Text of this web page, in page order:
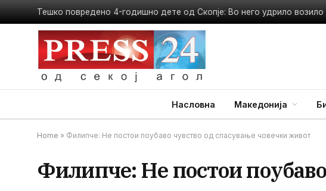
Насловна Македонија
Home » Филипче: Не постои поубаво чувство од спасување човечки живот
Филипче: Не постои